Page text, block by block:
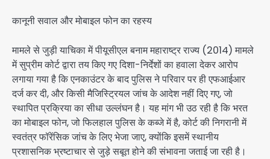
कानूनी सवाल और मोबाइल फोन का रहस्य
मामले से जुड़ी याचिका में पीयूसीएल बनाम महाराष्ट्र राज्य (2014) मामले
में सुप्रीम कोर्ट द्वारा तय किए गए दिशा-निर्देशों का हवाला देकर आरोप
लगाया गया है कि एनकाउंटर के बाद पुलिस ने परिवार पर ही एफआईआर
दर्ज कर दी, और किसी मैजिस्ट्रियल जांच के आदेश नहीं दिए गए, जो
स्थापित प्रक्रिया का सीधा उल्लंघन है। यह मांग भी उठ रही है कि भरत
का मोबाइल फोन, जो फिलहाल पुलिस के कब्जे में है, कोर्ट की निगरानी में
स्वतंत्र फॉरेंसिक जांच के लिए भेजा जाए, क्योंकि इसमें स्थानीय
प्रशासनिक भ्रष्टाचार से जुड़े सबूत होने की संभावना जताई जा रही है।